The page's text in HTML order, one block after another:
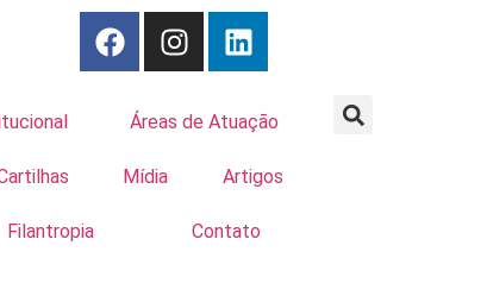
Áreas de Atuação
Mídia Artigos
Filantropia Contato